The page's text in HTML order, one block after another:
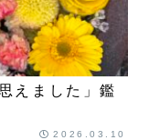
えました」鑑
2026.03.10